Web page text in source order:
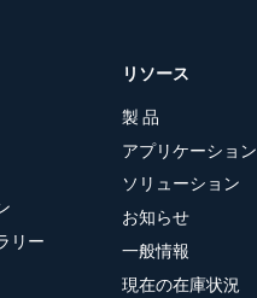
リー
リソース
製 品
アプリケーション
ソリューション
お知らせ
一般情報
現在の在庫状況